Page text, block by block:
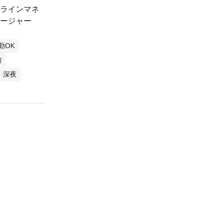
インマネ
ジャー
OK
深夜